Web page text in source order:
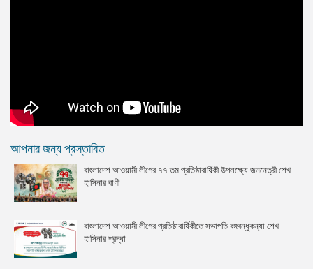
আপনার জন্য প্রস্তাবিত
বাংলাদেশ আওয়ামী লীগের ৭৭ তম প্রতিষ্ঠাবার্ষিকী উপলক্ষ্যে জননেত্রী শেখ
হাসিনার বাণী
বাংলাদেশ আওয়ামী লীগের প্রতিষ্ঠাবার্ষিকীতে সভাপতি বঙ্গবন্ধুকন্যা শেখ
হাসিনার শ্রদ্ধা